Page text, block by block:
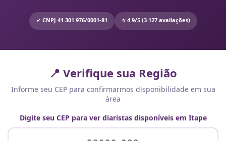
✓ CNPJ 41.301.976/0001-81 ⭐ 4.9/5 (3.127 avaliações)
📍 Verifique sua Região
Informe seu CEP para confirmarmos disponibilidade em sua
área
Digite seu CEP para ver diaristas disponíveis em Itape